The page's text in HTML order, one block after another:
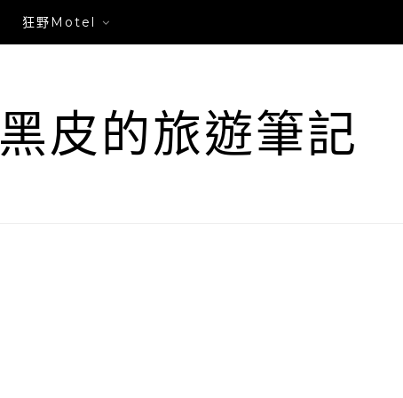
狂野Motel
黑皮的旅遊筆記